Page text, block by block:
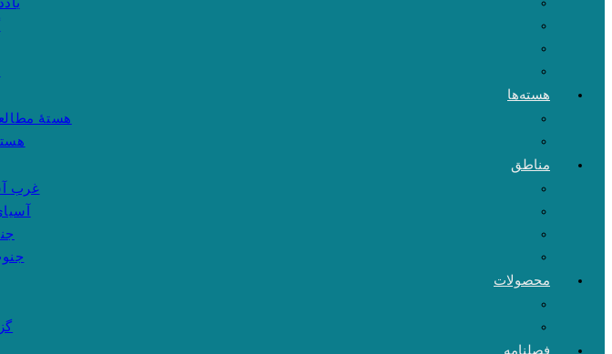
هسته‌ها
هستهٔ
مناطق
غرب
محصولات
فصلنامه